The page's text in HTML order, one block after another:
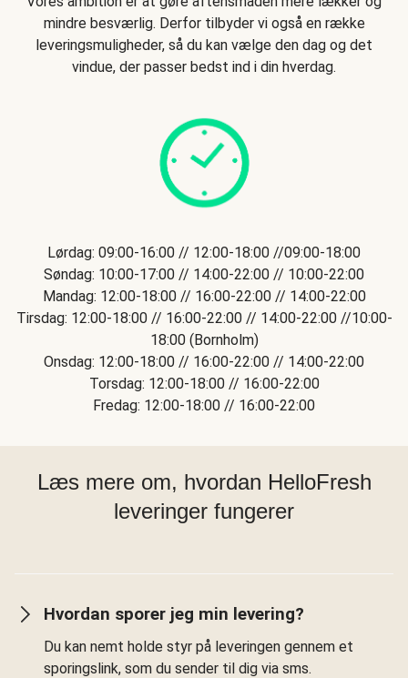
mindre besværlig. Derfor tilbyder vi også en række
leveringsmuligheder, så du kan vælge den dag og det
vindue, der passer bedst ind i din hverdag.
Lørdag: 09:00-16:00 // 12:00-18:00 //09:00-18:00
Søndag: 10:00-17:00 // 14:00-22:00 // 10:00-22:00
Mandag: 12:00-18:00 // 16:00-22:00 // 14:00-22:00
Tirsdag: 12:00-18:00 // 16:00-22:00 // 14:00-22:00 //10:00-
18:00 (Bornholm)
Onsdag: 12:00-18:00 // 16:00-22:00 // 14:00-22:00
Torsdag: 12:00-18:00 // 16:00-22:00
Fredag: 12:00-18:00 // 16:00-22:00
Læs mere om, hvordan HelloFresh
leveringer fungerer
Hvordan sporer jeg min levering?
Du kan nemt holde styr på leveringen gennem et
sporingslink, som du sender til dig via sms.